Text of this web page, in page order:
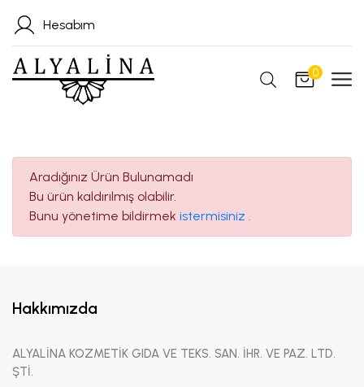
Hesabım
0
Aradığınız Ürün Bulunamadı
Bu ürün kaldırılmış olabilir.
Bunu yönetime bildirmek istermisiniz .
Hakkımızda
ALYALİNA KOZMETİK GIDA VE TEKS. SAN. İHR. VE PAZ. LTD.
ŞTİ.